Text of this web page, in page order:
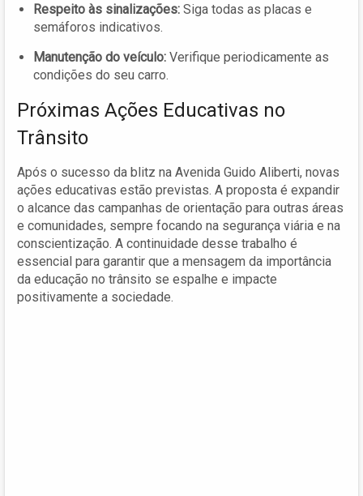
Respeito às sinalizações: Siga todas as placas e
semáforos indicativos.
Manutenção do veículo: Verifique periodicamente as
condições do seu carro.
Próximas Ações Educativas no
Trânsito
Após o sucesso da blitz na Avenida Guido Aliberti, novas
ações educativas estão previstas. A proposta é expandir
o alcance das campanhas de orientação para outras áreas
e comunidades, sempre focando na segurança viária e na
conscientização. A continuidade desse trabalho é
essencial para garantir que a mensagem da importância
da educação no trânsito se espalhe e impacte
positivamente a sociedade.